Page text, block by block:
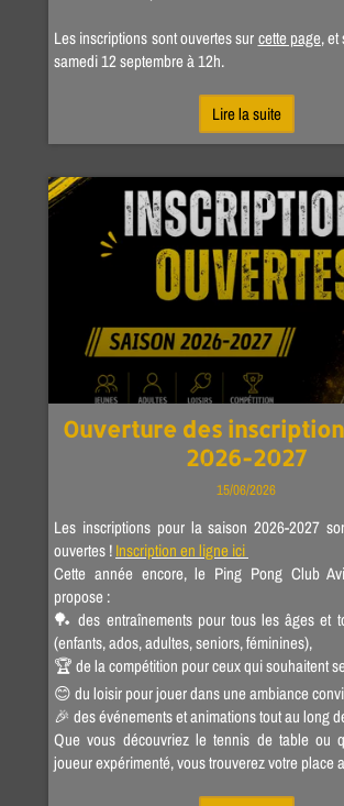
Les inscriptions sont ouvertes surcette page,
samedi 12 septembre à 12h.
Lire la suite
Ouverture des
2026-2027
15/06/2026
Les inscriptions pour la saison 2026-2027
ouvertes !Inscription en ligne ici
Cette année encore, le Ping Pong Club
propose :
🏓 des entraînements pour tous les âges et
(enfants, ados, adultes, seniors, féminines),
🏆 de la compétition pour ceux qui souhaitent
😊 du loisir pour jouer dans une ambiance
🎉 des événements et animations tout au long
Que vous découvriez le tennis de table ou
joueur expérimenté, vous trouverez votre place